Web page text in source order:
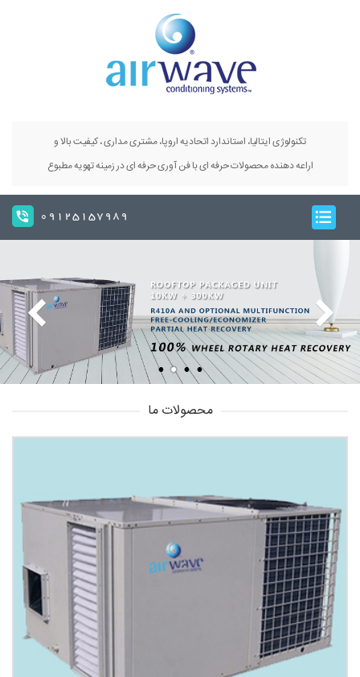
تکنولوژی ایتالیا، استاندارد اتحادیه اروپا، مشتری مداری ، کیفیت بالا و
اراعه دهنده محصولات حرفه ای با فن آوری حرفه ای در زمینه تهویه مطبوع
09125157989
محصولات ما